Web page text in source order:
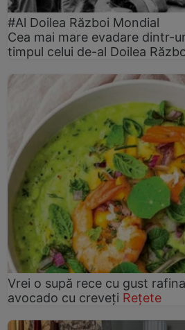
#Al Doilea Război Mondial
Cea mai mare evadare dintr-
timpul celui de-al Doilea
Vrei o supă rece cu gust
avocado cu creveți Rețete